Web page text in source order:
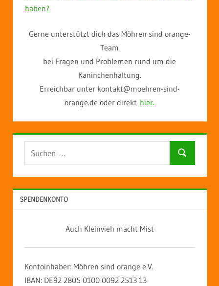
haben?
Gerne unterstützt dich das Möhren sind orange-
Team
bei Fragen und Problemen rund um die
Kaninchenhaltung.
Erreichbar unter kontakt@moehren-sind-
orange.de oder direkt hier.
Suchen
SPENDENKONTO
Auch Kleinvieh macht Mist
Kontoinhaber: Möhren sind orange e.V.
IBAN: DE92 2805 0100 0092 2513 13